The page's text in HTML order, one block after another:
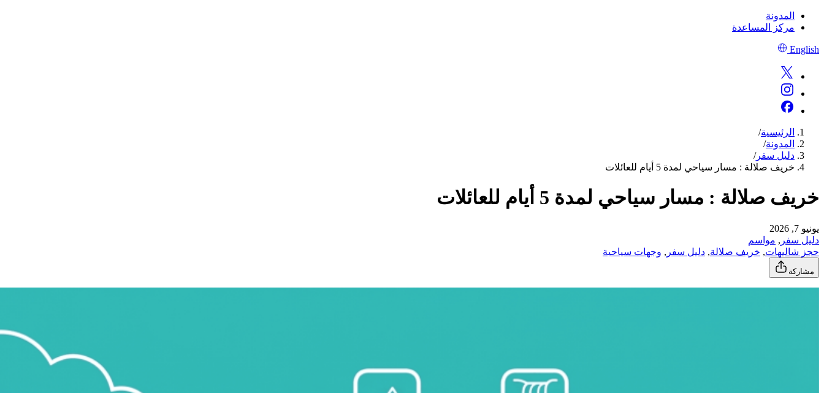
المدونة
مركز المساعدة
English
الرئيسية/
المدونة/
دليل سفر/
خريف صلالة : مسار سياحي لمدة 5 أيام للعائلات
خريف صلالة : مسار سياحي لمدة 5 أيام للعائلات
يونيو 7, 2026
دليل سفر , مواسم
حجز شاليهات, خريف صلالة, دليل سفر , وجهات سياحية
مشاركة